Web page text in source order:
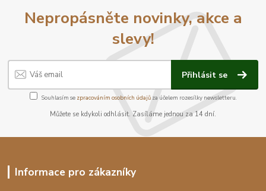
Nepropásněte novinky, akce a
slevy!
Přihlásit se
Souhlasím se zpracováním osobních údajůza účelem rozesílky newsletteru.
Můžete se kdykoli odhlásit. Zasíláme jednou za 14 dní.
Informace pro zákazníky